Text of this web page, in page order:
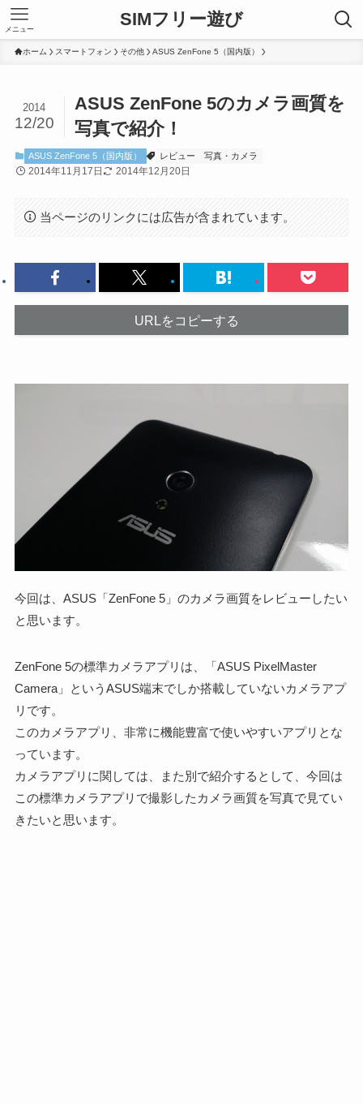
SIMフリー遊び
メニュー
ホーム スマートフォン その他 ASUS ZenFone 5（国内版）
ASUS ZenFone 5のカメラ画質を
写真で紹介！
2014
12/20
ASUS ZenFone 5（国内版） レビュー 写真・カメラ
2014年11月17日 2014年12月20日
当ページのリンクには広告が含まれています。
URLをコピーする
今回は、ASUS「ZenFone 5」のカメラ画質をレビューしたい
と思います。
ZenFone 5の標準カメラアプリは、「ASUS PixelMaster
Camera」というASUS端末でしか搭載していないカメラアプ
リです。
このカメラアプリ、非常に機能豊富で使いやすいアプリとな
っています。
カメラアプリに関しては、また別で紹介するとして、今回は
この標準カメラアプリで撮影したカメラ画質を写真で見てい
きたいと思います。